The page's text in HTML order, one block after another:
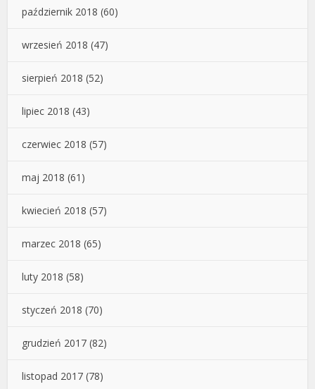
październik 2018 (60)
wrzesień 2018 (47)
sierpień 2018 (52)
lipiec 2018 (43)
czerwiec 2018 (57)
maj 2018 (61)
kwiecień 2018 (57)
marzec 2018 (65)
luty 2018 (58)
styczeń 2018 (70)
grudzień 2017 (82)
listopad 2017 (78)